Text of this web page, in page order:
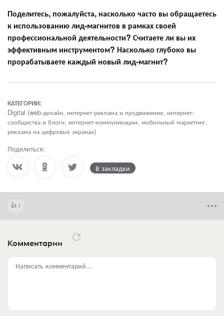
Поделитесь, пожалуйста, насколько часто вы обращаетесь
к использованию лид-магнитов в рамках своей
профессиональной деятельности? Считаете ли вы их
эффективным инструментом? Насколько глубоко вы
прорабатываете каждый новый лид-магнит?
КАТЕГОРИИ:
Digital (web-дизайн, интернет-реклама и продвижение, интернет-
сообщества и блоги, интернет-коммуникации, мобильный маркетинг,
реклама на цифровых экранах)
Поделиться:
В закладки
1
Комментарии
Написать комментарий...